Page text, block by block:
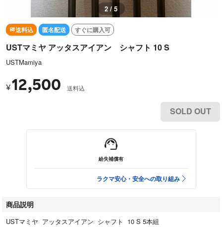
2 / 5
送料込 匿名配送 すぐに購入可
USTマミヤ アッタスアイアン シャフト 10 S
USTMamiya
¥12,500 送料込
SOLD OUT
紛失補償有
ラクマ安心・安全への取り組み
商品説明
USTマミヤ アッタスアイアン シャフト 10 S 5本組